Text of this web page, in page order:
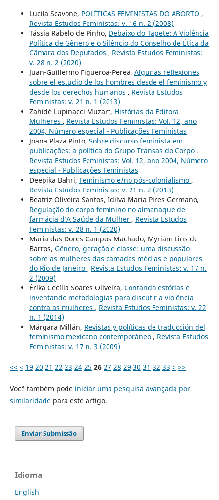
Lucila Scavone, POLÍTICAS FEMINISTAS DO ABORTO ,
Revista Estudos Feministas: v. 16 n. 2 (2008)
Tássia Rabelo de Pinho, Debaixo do Tapete: A Violência
Política de Gênero e o Silêncio do Conselho de Ética da
Câmara dos Deputados , Revista Estudos Feministas:
v. 28 n. 2 (2020)
Juan-Guillermo Figueroa-Perea, Algunas reflexiones
sobre el estudio de los hombres desde el feminismo y
desde los derechos humanos , Revista Estudos
Feministas: v. 21 n. 1 (2013)
Zahidé Lupinacci Muzart, Histórias da Editora
Mulheres , Revista Estudos Feministas: Vol. 12, ano
2004, Número especial - Publicações Feministas
Joana Plaza Pinto, Sobre discurso feminista em
publicações: a política do Grupo Transas do Corpo ,
Revista Estudos Feministas: Vol. 12, ano 2004, Número
especial - Publicações Feministas
Deepika Bahri, Feminismo e/no pós-colonialismo ,
Revista Estudos Feministas: v. 21 n. 2 (2013)
Beatriz Oliveira Santos, Idilva Maria Pires Germano,
Regulação do corpo feminino no almanaque de
farmácia d’A Saúde da Mulher , Revista Estudos
Feministas: v. 28 n. 1 (2020)
Maria das Dores Campos Machado, Myriam Lins de
Barros, Gênero, geração e classe: uma discussão
sobre as mulheres das camadas médias e populares
do Rio de Janeiro , Revista Estudos Feministas: v. 17 n.
2 (2009)
Érika Cecília Soares Oliveira, Contando estórias e
inventando metodologias para discutir a violência
contra as mulheres , Revista Estudos Feministas: v. 22
n. 1 (2014)
Márgara Millán, Revistas y políticas de traducción del
feminismo mexicano contemporáneo , Revista Estudos
Feministas: v. 17 n. 3 (2009)
<< < 19 20 21 22 23 24 25 26 27 28 29 30 31 32 33 > >>
Você também pode iniciar uma pesquisa avançada por
similaridadepara este artigo.
Enviar Submissão
Idioma
English